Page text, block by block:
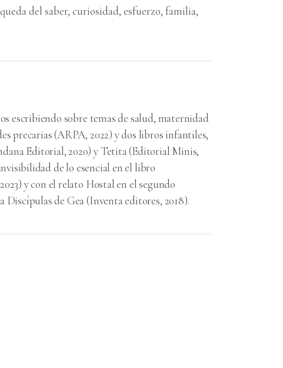
del saber, curiosidad, esfuerzo, familia,
escribiendo sobre temas de salud, maternidad
precarias (ARPA, 2022) y dos libros infantiles,
Editorial, 2020) y Tetita (Editorial Minis,
de lo esencial en el libro
y con el relato Hostal en el segundo
de Gea (Inventa editores, 2018).